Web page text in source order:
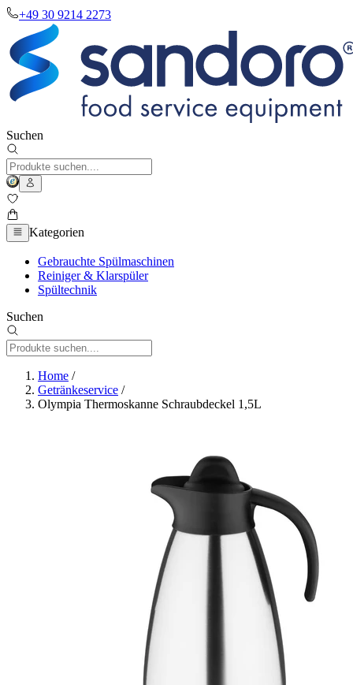
+49 30 9214 2273
Suchen
Kategorien
Gebrauchte Spülmaschinen
Reiniger & Klarspüler
Spültechnik
Suchen
Home /
Getränkeservice /
Olympia Thermoskanne Schraubdeckel 1,5L